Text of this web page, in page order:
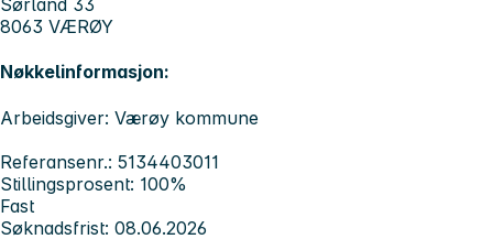
Sørland 33
8063 VÆRØY
Nøkkelinformasjon:
Arbeidsgiver: Værøy kommune
Referansenr.: 5134403011
Stillingsprosent: 100%
Fast
Søknadsfrist: 08.06.2026